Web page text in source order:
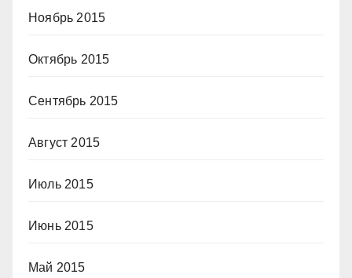
Ноябрь 2015
Октябрь 2015
Сентябрь 2015
Август 2015
Июль 2015
Июнь 2015
Май 2015